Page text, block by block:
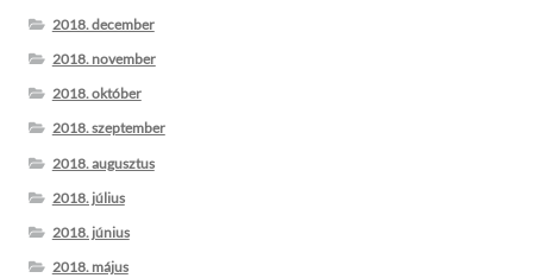
2018. december
2018. november
2018. október
2018. szeptember
2018. augusztus
2018. július
2018. június
2018. május